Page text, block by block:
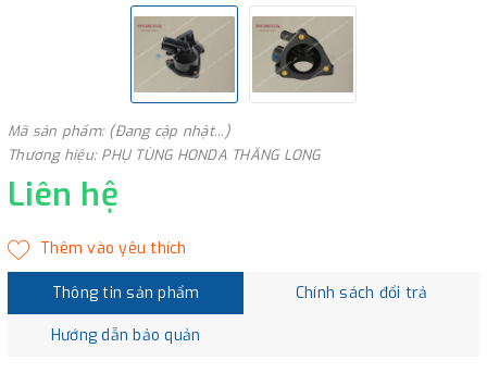
Mã sản phẩm: (Đang cập nhật...)
Thương hiệu: PHỤ TÙNG HONDA THĂNG LONG
Liên hệ
Thông tin sản phẩm Chính sách đổi trả
Hướng dẫn bảo quản